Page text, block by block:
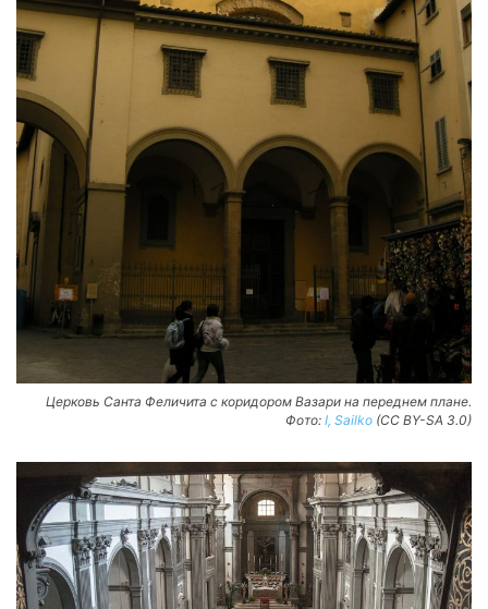
Церковь Санта Феличита с коридором Вазари на переднем плане.
Фото: I, Sailko (CC BY-SA 3.0)